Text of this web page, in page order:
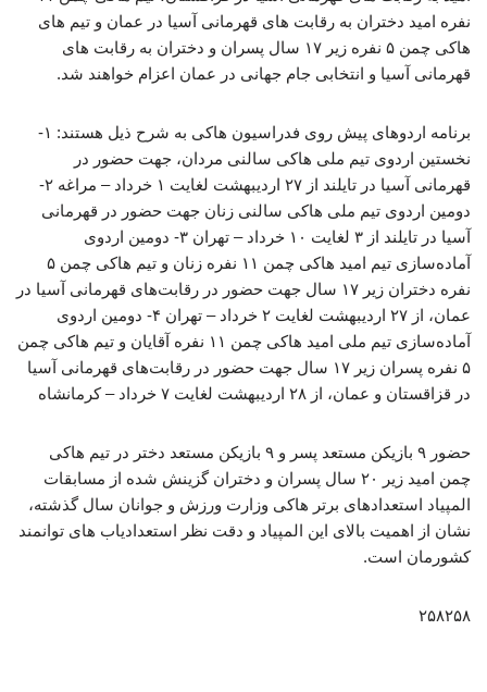
نفره امید دختران به رقابت های قهرمانی آسیا در عمان و تیم های
هاکی چمن ۵ نفره زیر ۱۷ سال پسران و دختران به رقابت های
قهرمانی آسیا و انتخابی جام جهانی در عمان اعزام خواهند شد.
برنامه اردوهای پیش روی فدراسیون هاکی به شرح ذیل هستند: ۱-
نخستین اردوی تیم ملی هاکی سالنی مردان، جهت حضور در
قهرمانی آسیا در تایلند از ۲۷ اردیبهشت لغایت ۱ خرداد – مراغه ۲-
دومین اردوی تیم ملی هاکی سالنی زنان جهت حضور در قهرمانی
آسیا در تایلند از ۳ لغایت ۱۰ خرداد – تهران ۳- دومین اردوی
آماده‌سازی تیم امید هاکی چمن ۱۱ نفره زنان و تیم هاکی چمن ۵
نفره دختران زیر ۱۷ سال جهت حضور در رقابت‌های قهرمانی آسیا در
عمان، از ۲۷ اردیبهشت لغایت ۲ خرداد – تهران ۴- دومین اردوی
آماده‌سازی تیم ملی امید هاکی چمن ۱۱ نفره آقایان و تیم هاکی چمن
۵ نفره پسران زیر ۱۷ سال جهت حضور در رقابت‌های قهرمانی آسیا
در قزاقستان و عمان، از ۲۸ اردیبهشت لغایت ۷ خرداد – کرمانشاه
حضور ۹ بازیکن مستعد پسر و ۹ بازیکن مستعد دختر در تیم هاکی
چمن امید زیر ۲۰ سال پسران و دختران گزینش شده از مسابقات
المپیاد استعدادهای برتر هاکی وزارت ورزش و جوانان سال گذشته،
نشان از اهمیت بالای این المپیاد و دقت نظر استعدادیاب های توانمند
کشورمان است.
۲۵۸۲۵۸